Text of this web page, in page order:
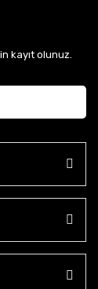
kayıt olunuz.